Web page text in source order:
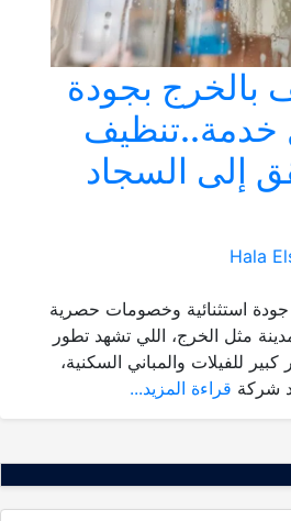
بالخرج بجودة
خدمة..تنظيف
إلى السجاد
Hala
استثنائية وخصومات حصرية
مثل الخرج، اللي تشهد تطور
للفيلات والمباني السكنية،
شركة قراءة المزيد...